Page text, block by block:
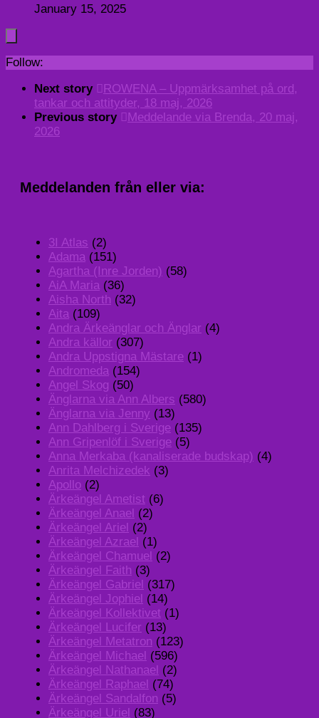
January 15, 2025
Follow:
Next story
ROWENA – Uppmärksamhet på ord,
tankar och attityder, 18 maj, 2026
Previous story
Meddelande via Brenda, 20 maj,
2026
Meddelanden från eller via:
3I Atlas (2)
Adama (151)
Agartha (Inre Jorden) (58)
AiA Maria (36)
Aisha North (32)
Aita (109)
Andra Ärkeänglar och Änglar (4)
Andra källor (307)
Andra Uppstigna Mästare (1)
Andromeda (154)
Angel Skog (50)
Änglarna via Ann Albers (580)
Änglarna via Jenny (13)
Ann Dahlberg i Sverige (135)
Ann Gripenlöf i Sverige (5)
Anna Merkaba (kanaliserade budskap) (4)
Anrita Melchizedek (3)
Apollo (2)
Ärkeängel Ametist (6)
Ärkeängel Anael (2)
Ärkeängel Ariel (2)
Ärkeängel Azrael (1)
Ärkeängel Chamuel (2)
Ärkeängel Faith (3)
Ärkeängel Gabriel (317)
Ärkeängel Jophiel (14)
Ärkeängel Kollektivet (1)
Ärkeängel Lucifer (13)
Ärkeängel Metatron (123)
Ärkeängel Michael (596)
Ärkeängel Nathanael (2)
Ärkeängel Raphael (74)
Ärkeängel Sandalfon (5)
Ärkeängel Uriel (83)